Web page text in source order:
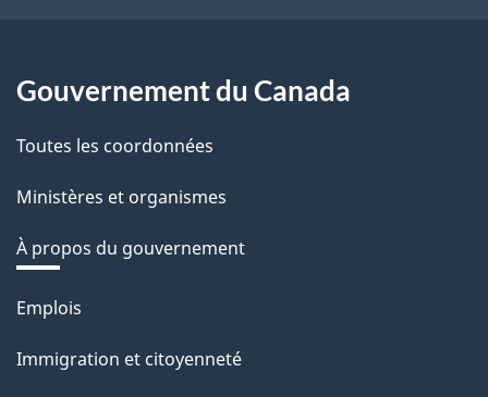
Gouvernement du Canada
Toutes les coordonnées
Ministères et organismes
À propos du gouvernement
Thèmes
sujets
Emplois
Immigration et citoyenneté